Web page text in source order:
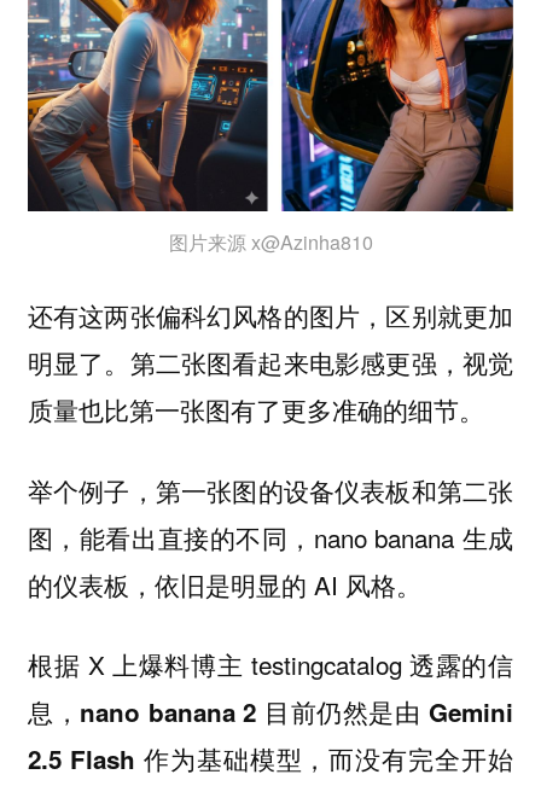
图片来源 x@Azinha810
还有这两张偏科幻风格的图片，区别就更加
明显了。第二张图看起来电影感更强，视觉
质量也比第一张图有了更多准确的细节。
举个例子， 第一张图的设备仪表板和第二张
图 ，能看出直接的不同，nano banana 生成
的仪表板，依旧是明显的 AI 风格。
根据 X 上爆料博主 testingcatalog 透露的信
息， nano banana 2 目前仍然是由 Gemini
2.5 Flash 作为基础模型 ，而没有完全开始